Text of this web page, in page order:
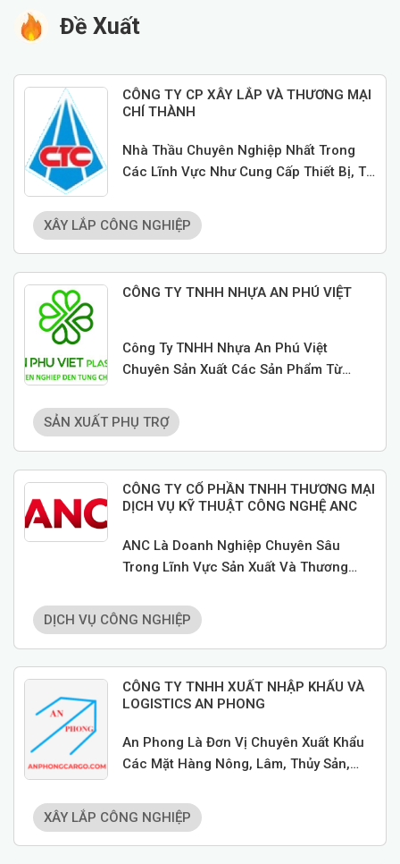
Đề Xuất
CÔNG TY CP XÂY LẮP VÀ THƯƠNG MẠI
CHÍ THÀNH
XÂY LẮP CÔNG NGHIỆP
Nhà Thầu Chuyên Nghiệp Nhất Trong
Các Lĩnh Vực Như Cung Cấp Thiết Bị, Tư
Điện Cho Nhà Máy Và Xây Dựng
CÔNG TY TNHH NHỰA AN PHÚ VIỆT
SẢN XUẤT PHỤ TRỢ
Công Ty TNHH Nhựa An Phú Việt
Chuyên Sản Xuất Các Sản Phẩm Từ
Thoại, Xe Máy; Lắp Ráp Các Phụ Tùng
Thiết Bị Điện Tử
CÔNG TY CỔ PHẦN TNHH THƯƠNG MẠI
DỊCH VỤ KỸ THUẬT CÔNG NGHỆ ANC
DỊCH VỤ CÔNG NGHIỆP
ANC Là Doanh Nghiệp Chuyên Sâu
Trong Lĩnh Vực Sản Xuất Và Thương
Phẩm Cốt Lõi: Gia Công Cơ Khí Chính
Xác Đóng Mới Và Sửa Chữa Tàu Biển
Cung Cấp Vật Tư Tiêu Hao Công Nghiệp
CÔNG TY TNHH XUẤT NHẬP KHẨU VÀ
LOGISTICS AN PHONG
XÂY LẮP CÔNG NGHIỆP
An Phong Là Đơn Vị Chuyên Xuất Khẩu
Các Mặt Hàng Nông, Lâm, Thủy Sản,
Chuyển, Thông Quan Và Xuất Nhập
Khẩu Quốc Tế.